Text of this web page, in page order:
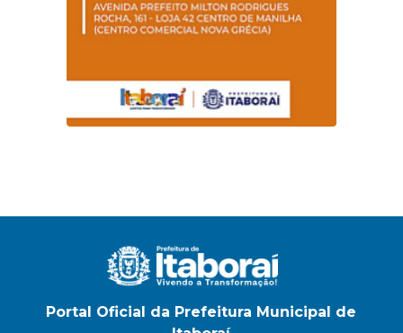
Portal Oficial da Prefeitura Municipal de